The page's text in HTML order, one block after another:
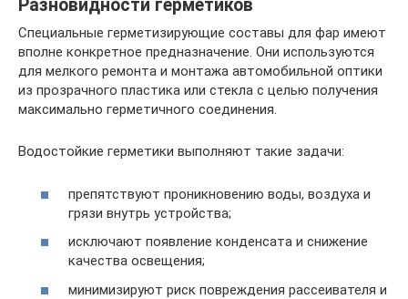
Разновидности герметиков
Специальные герметизирующие составы для фар имеют
вполне конкретное предназначение. Они используются
для мелкого ремонта и монтажа автомобильной оптики
из прозрачного пластика или стекла с целью получения
максимально герметичного соединения.
Водостойкие герметики выполняют такие задачи:
препятствуют проникновению воды, воздуха и
грязи внутрь устройства;
исключают появление конденсата и снижение
качества освещения;
минимизируют риск повреждения рассеивателя и